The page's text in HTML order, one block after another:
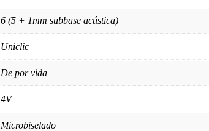
6 (5 + 1mm subbase acústica)
Uniclic
De por vida
4V
Microbiselado